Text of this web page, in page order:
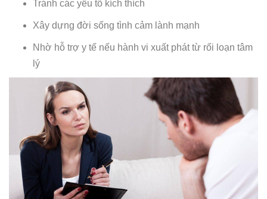
Tránh các yếu tố kích thích
Xây dựng đời sống tình cảm lành mạnh
Nhờ hỗ trợ y tế nếu hành vi xuất phát từ rối loạn tâm
lý